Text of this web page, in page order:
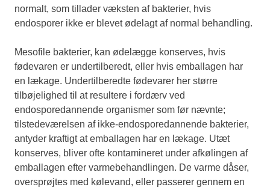
normalt, som tillader væksten af bakterier, hvis
endosporer ikke er blevet ødelagt af normal behandling.
Mesofile bakterier, kan ødelægge konserves, hvis
fødevaren er undertilberedt, eller hvis emballagen har
en lækage. Undertilberedte fødevarer her større
tilbøjelighed til at resultere i fordærv ved
endosporedannende organismer som før nævnte;
tilstedeværelsen af ikke-endosporedannende bakterier,
antyder kraftigt at emballagen har en lækage. Utæt
konserves, bliver ofte kontamineret under afkølingen af
emballagen efter varmebehandlingen. De varme dåser,
oversprøjtes med kølevand, eller passerer gennem en